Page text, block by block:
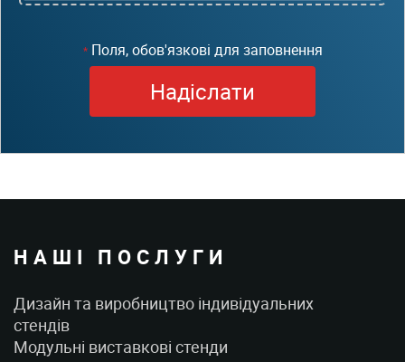
*Поля, обов'язкові для заповнення
НАШІ ПОСЛУГИ
Дизайн та виробництво індивідуальних
стендів
Модульні виставкові стенди